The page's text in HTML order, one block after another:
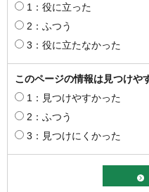
1：役に立った
2：ふつう
3：役に立たなかった
このページの情報は見つけや
1：見つけやすかった
2：ふつう
3：見つけにくかった